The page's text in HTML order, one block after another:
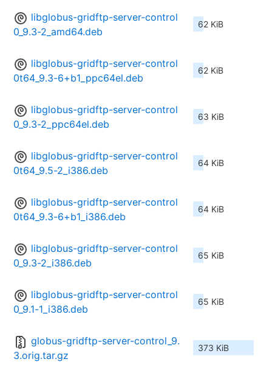
libglobus-gridftp-server-control
0_9.3-2_amd64.deb
62 KiB
libglobus-gridftp-server-control
0t64_9.3-6+b1_ppc64el.deb
62 KiB
libglobus-gridftp-server-control
0_9.3-2_ppc64el.deb
63 KiB
libglobus-gridftp-server-control
0t64_9.5-2_i386.deb
64 KiB
libglobus-gridftp-server-control
0t64_9.3-6+b1_i386.deb
64 KiB
libglobus-gridftp-server-control
0_9.3-2_i386.deb
65 KiB
libglobus-gridftp-server-control
0_9.1-1_i386.deb
65 KiB
globus-gridftp-server-control_9.
3.orig.tar.gz
373 KiB